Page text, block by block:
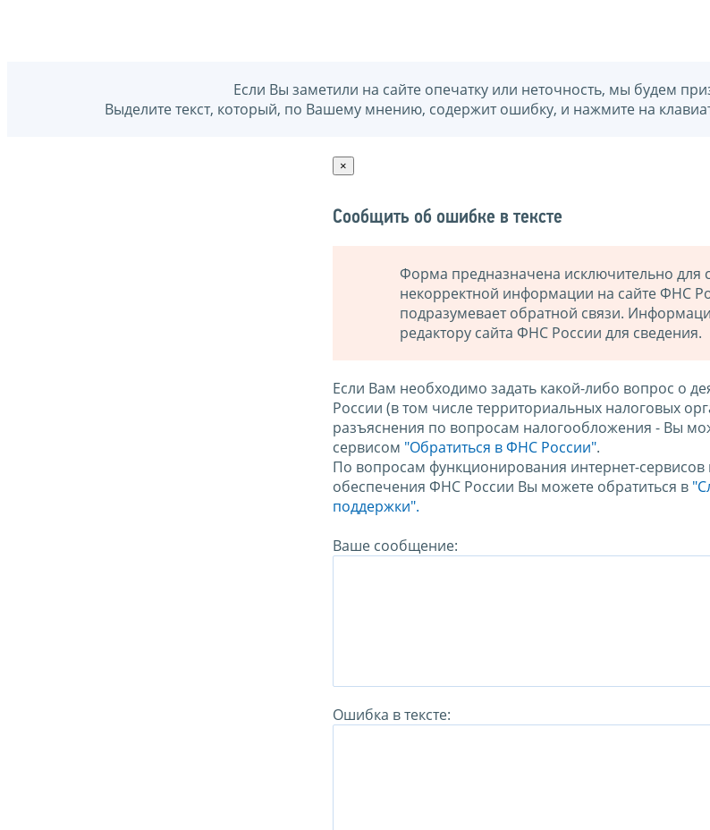
Если Вы заметили на сайте опечатку или неточность, мы будем
Выделите текст, который, по Вашему мнению, содержит ошибку, и нажмите на
×
Сообщить об ошибке в тексте
Форма предназначена исключительно для
некорректной информации на сайте ФНС
подразумевает обратной связи.
редактору сайта ФНС России для сведения.
Если Вам необходимо задать какой-либо вопрос о
России (в том числе территориальных налоговых
разъяснения по вопросам налогообложения - Вы
сервисом "Обратиться в ФНС России".
По вопросам функционирования интернет-
обеспечения ФНС России Вы можете обратиться в
поддержки".
Ваше сообщение:
Ошибка в тексте: